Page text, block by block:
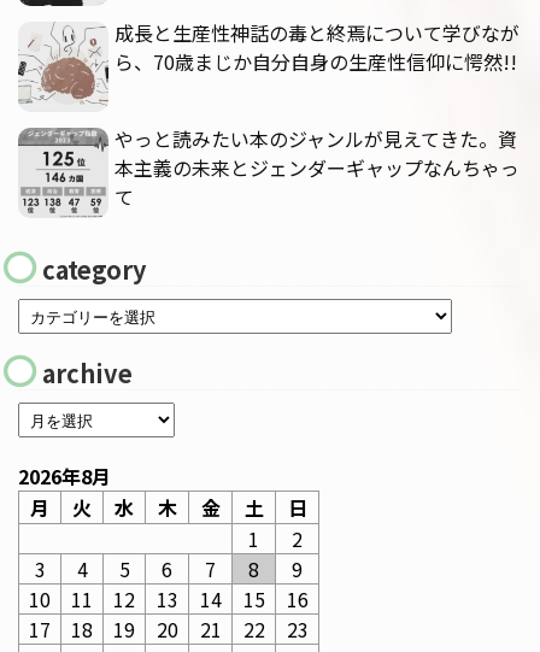
成長と生産性神話の毒と終焉について学びなが
ら、70歳まじか自分自身の生産性信仰に愕然!!
やっと読みたい本のジャンルが見えてきた。資
本主義の未来とジェンダーギャップなんちゃっ
て
category
archive
2026年8月
月
火 水 木 金 土
日
1
2
3
4 5 6 7 8
9
10
11 12 13 14 15
16
17
18 19 20 21 22
23